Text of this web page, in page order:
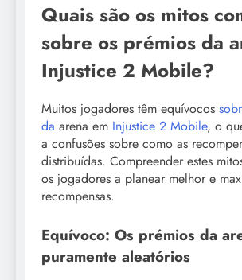
Quais são os mitos
sobre os prémios da
Injustice 2 Mobile?
Muitos jogadores têm equívocos
da arena em Injustice 2 Mobile, o
a confusões sobre como as
distribuídas. Compreender estes
os jogadores a planear melhor e
recompensas.
Equívoco: Os prémios da
puramente aleatórios